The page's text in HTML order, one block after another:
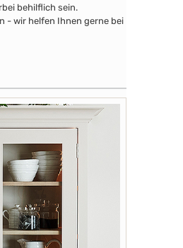
behilflich sein.
- wir helfen Ihnen gerne bei